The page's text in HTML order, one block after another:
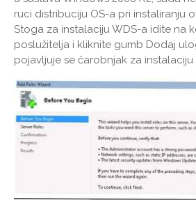
ruci distribuciju OS-a pri instaliranju
Stoga za instalaciju WDS-a idite na
poslužitelja i kliknite gumb Dodaj
pojavljuje se čarobnjak za instalaciju